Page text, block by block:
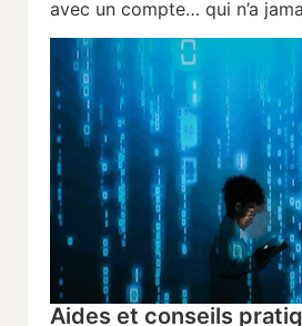
avec un compte… qui n’a
Aides et conseils